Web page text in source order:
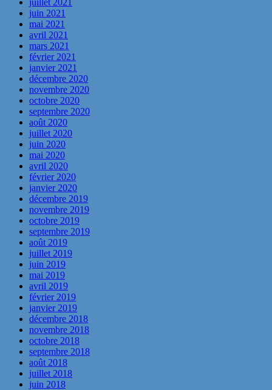
juillet 2021
juin 2021
mai 2021
avril 2021
mars 2021
février 2021
janvier 2021
décembre 2020
novembre 2020
octobre 2020
septembre 2020
août 2020
juillet 2020
juin 2020
mai 2020
avril 2020
février 2020
janvier 2020
décembre 2019
novembre 2019
octobre 2019
septembre 2019
août 2019
juillet 2019
juin 2019
mai 2019
avril 2019
février 2019
janvier 2019
décembre 2018
novembre 2018
octobre 2018
septembre 2018
août 2018
juillet 2018
juin 2018